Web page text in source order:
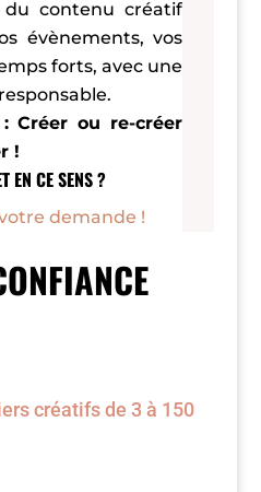
contenu créatif
évènements, vos
forts, avec une
Créer ou re-créer
!
EN CE SENS ?
demande !
créatifs de 3 à 150